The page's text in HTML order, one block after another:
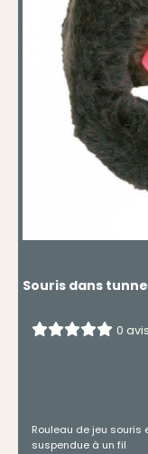
Souris dans
0 avis
Rouleau de jeu souris
suspendue à un fil